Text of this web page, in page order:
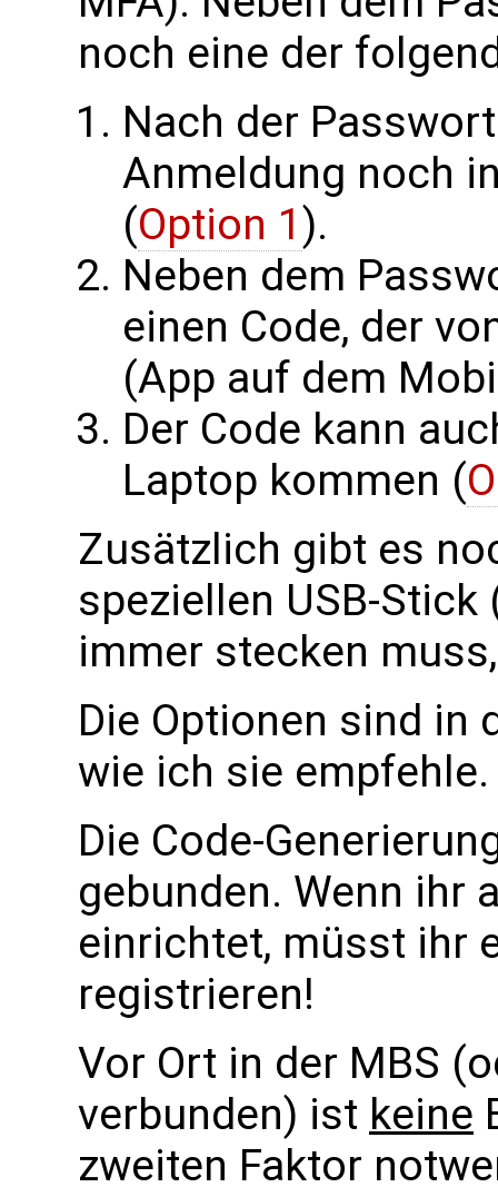
noch eine der
Nach der
Anmeldung noch
(Option 1).
Neben dem
einen Code, der
(App auf dem
Der Code kann
Laptop kommen (
Zusätzlich gibt es
speziellen USB-Stick
immer stecken
Die Optionen sind in
wie ich sie empfehle.
Die Code-
gebunden. Wenn ihr
einrichtet, müsst ihr
registrieren!
Vor Ort in der MBS
verbunden) ist keine
zweiten Faktor